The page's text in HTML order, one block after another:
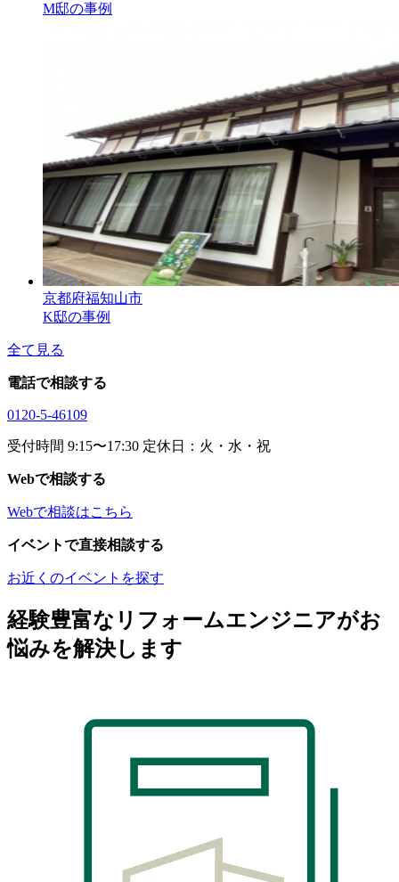
M邸の事例
京都府福知山市
K邸の事例
全て見る
電話で相談する
0120-5-46109
受付時間 9:15〜17:30 定休日：火・水・祝
Webで相談する
Webで相談はこちら
イベントで直接相談する
お近くのイベントを探す
経験豊富なリフォームエンジニアがお
悩みを解決します